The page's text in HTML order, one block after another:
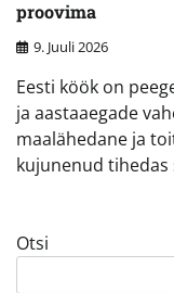
proovima
9. Juuli 2026
Eesti köök on
ja aastaaegade
maalähedane ja
kujunenud tihedas
Otsi